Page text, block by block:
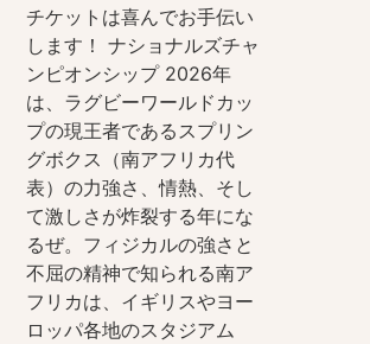
チケットは喜んでお手伝い
します！ナショナルズチャ
ンピオンシップ2026年
は、ラグビーワールドカッ
プの現王者であるスプリン
グボクス（南アフリカ代
表）の力強さ、情熱、そし
て激しさが炸裂する年にな
るぜ。フィジカルの強さと
不屈の精神で知られる南ア
フリカは、イギリスやヨー
ロッパ各地のスタジアム